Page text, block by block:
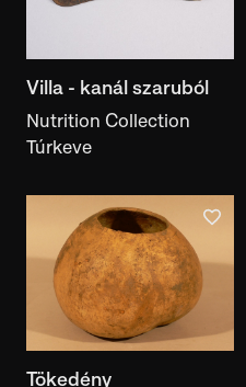
Villa - kanál szaruból
Nutrition Collection
Túrkeve
Tökedény